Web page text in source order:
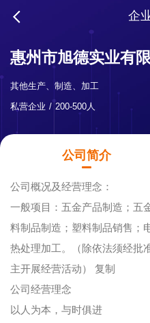
企
惠州市旭德实业有
其他生产、制造、加工
私营企业
200-500人
公司简介
公司概况及经营理念：
一般项目：五金产品制造；五
料制品制造；塑料制品销售；
热处理加工。（除依法须经批
主开展经营活动） 复制
公司经营理念
以人为本，与时俱进